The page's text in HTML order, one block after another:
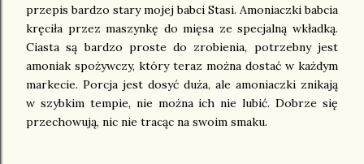
przepis bardzo stary mojej babci Stasi. Amoniaczki babcia
kręciła przez maszynkę do mięsa ze specjalną wkładką.
Ciasta są bardzo proste do zrobienia, potrzebny jest
amoniak spożywczy, który teraz można dostać w każdym
markecie. Porcja jest dosyć duża, ale amoniaczki znikają
w szybkim tempie, nie można ich nie lubić. Dobrze się
przechowują, nic nie tracąc na swoim smaku.